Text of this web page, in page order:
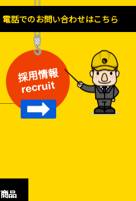
採用情報
recruit
電話でのお問い合わせはこちら
商品